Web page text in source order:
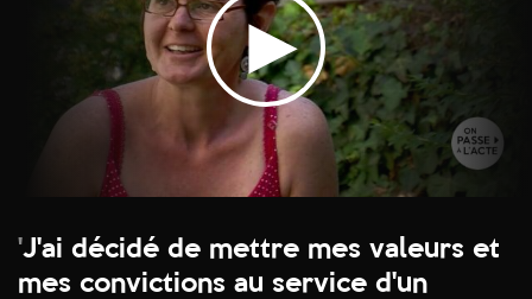
'J'ai décidé de mettre mes valeurs et
mes convictions au service d'un